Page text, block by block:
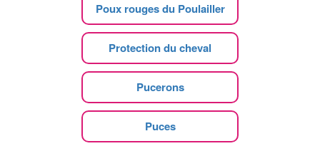
Poux rouges du Poulailler
Protection du cheval
Pucerons
Puces